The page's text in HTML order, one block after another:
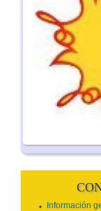
Información